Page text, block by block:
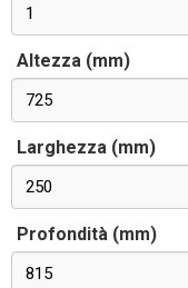
1
Altezza (mm)
725
Larghezza (mm)
250
Profondità (mm)
815